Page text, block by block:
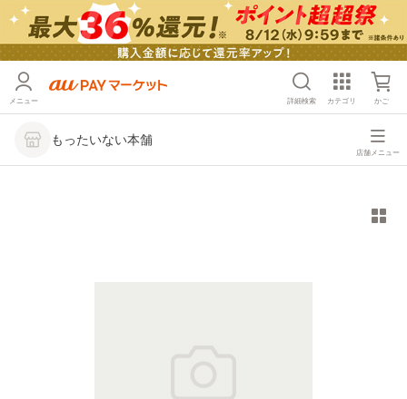
メニュー 詳細検索 カテゴリ かご
もったいない本舗
店舗メニュー